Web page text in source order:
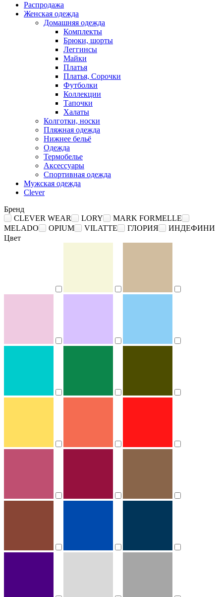
Распродажа
Женская одежда
Домашняя одежда
Комплекты
Брюки, шорты
Леггинсы
Майки
Платья
Платья, Сорочки
Футболки
Коллекции
Тапочки
Халаты
Колготки, носки
Пляжная одежда
Нижнее бельё
Одежда
Термобелье
Аксессуары
Спортивная одежда
Мужская одежда
Clever
Бренд
CLEVER WEAR
LORY
MARK FORMELLE
MELADO
OPIUM VILATTE ГЛОРИЯ
ИНДЕФИНИ
Цвет